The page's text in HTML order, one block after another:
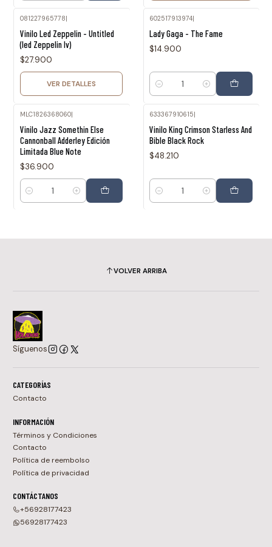
081227965778
Vinilo Led Zeppelin - Untitled
(led Zeppelin Iv)
$27.900
VER DETALLES
602517913974
Lady Gaga - The Fame
$14.900
Cantidad
MLC1826368060|
Vinilo Jazz Somethin Else
Cannonball Adderley Edición
Limitada Blue Note
$36.900
Cantidad
633367910615|
Vinilo King Crimson Starless And
Bible Black Rock
$48.210
Cantidad
VOLVER ARRIBA
Síguenos
CATEGORÍAS
Contacto
INFORMACIÓN
Términos y Condiciones
Contacto
Política de reembolso
Política de privacidad
CONTÁCTANOS
+56928177423
56928177423